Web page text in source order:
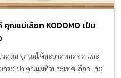
ณแม่เลือก KODOMO เป็น
วดนม จุกนมได้สะอาดหมดจด และ
กระเป๋า คุณแม่ทั่วประเทศเลือกและ